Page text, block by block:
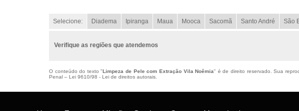
Selecione: Diadema Ipiranga Maua Mooca Sacomã Santo André São
Verifique as regiões que atendemos
O conteúdo do texto " Limpeza de Pele com Extração Vila Noêmia" é de direito reservado. Sua
Penal – Lei 9610/98 - Lei de direitos autorais.